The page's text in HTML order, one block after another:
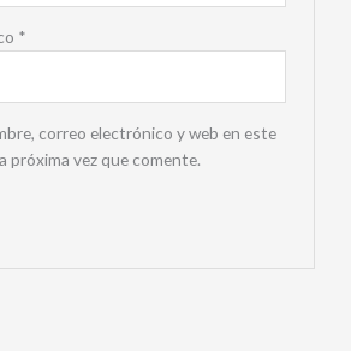
*
correo electrónico y web en este
próxima vez que comente.